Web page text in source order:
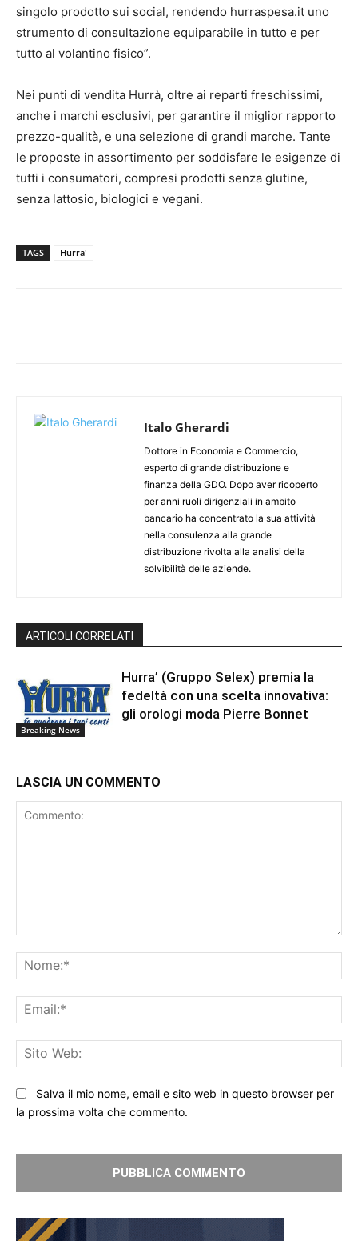
singolo prodotto sui social, rendendo hurraspesa.it uno
strumento di consultazione equiparabile in tutto e per
tutto al volantino fisico”.
Nei punti di vendita Hurrà, oltre ai reparti freschissimi,
anche i marchi esclusivi, per garantire il miglior rapporto
prezzo-qualità, e una selezione di grandi marche. Tante
le proposte in assortimento per soddisfare le esigenze di
tutti i consumatori, compresi prodotti senza glutine,
senza lattosio, biologici e vegani.
TAGS Hurra'
Italo Gherardi
Dottore in Economia e Commercio,
esperto di grande distribuzione e
finanza della GDO. Dopo aver ricoperto
per anni ruoli dirigenziali in ambito
bancario ha concentrato la sua attività
nella consulenza alla grande
distribuzione rivolta alla analisi della
solvibilità delle aziende.
ARTICOLI CORRELATI
Breaking News
Hurra’ (Gruppo Selex) premia la
fedeltà con una scelta innovativa:
gli orologi moda Pierre Bonnet
LASCIA UN COMMENTO
Salva il mio nome, email e sito web in questo browser per
la prossima volta che commento.